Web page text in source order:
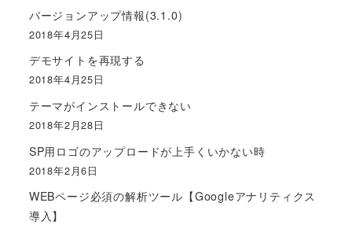
バージョンアップ情報(3.1.0)
2018年4月25日
デモサイトを再現する
2018年4月25日
テーマがインストールできない
2018年2月28日
SP用ロゴのアップロードが上手くいかない時
2018年2月6日
WEBページ必須の解析ツール【Googleアナリティクス
導入】